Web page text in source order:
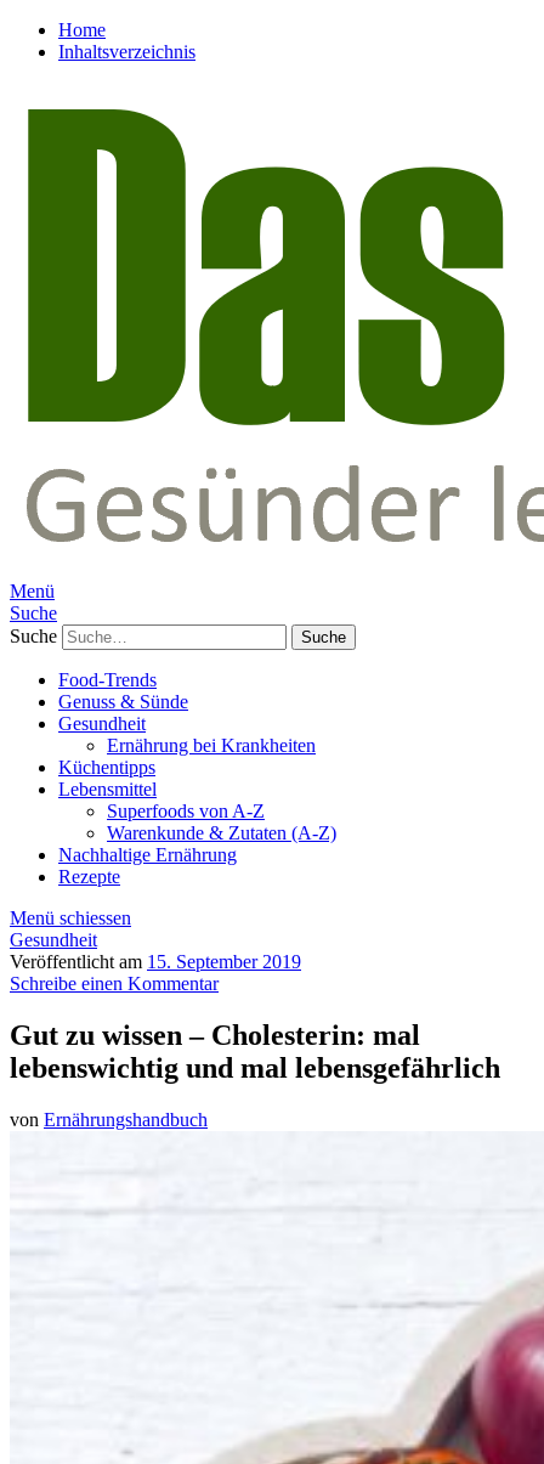
Home
Inhaltsverzeichnis
Menü
Suche
Suche
Food-Trends
Genuss & Sünde
Gesundheit
Ernährung bei Krankheiten
Küchentipps
Lebensmittel
Superfoods von A-Z
Warenkunde & Zutaten (A-Z)
Nachhaltige Ernährung
Rezepte
Menü schiessen
Gesundheit
Veröffentlicht am 15. September 2019
Schreibe einen Kommentar
Gut zu wissen – Cholesterin: mal
lebenswichtig und mal lebensgefährlich
von Ernährungshandbuch